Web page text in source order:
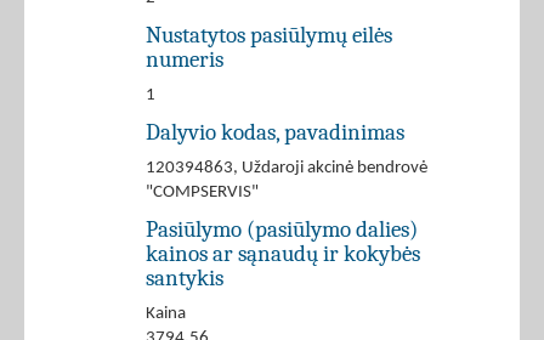
Nustatytos pasiūlymų eilės
numeris
1
Dalyvio kodas, pavadinimas
120394863, Uždaroji akcinė bendrovė
"COMPSERVIS"
Pasiūlymo (pasiūlymo dalies)
kainos ar sąnaudų ir kokybės
santykis
Kaina